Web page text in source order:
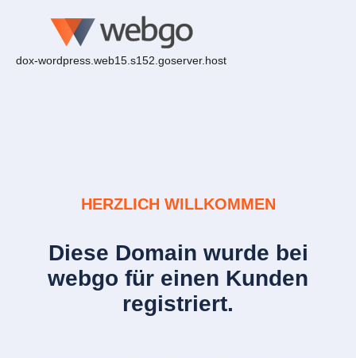
dox-wordpress.web15.s152.goserver.host
HERZLICH WILLKOMMEN
Diese Domain wurde bei
webgo für einen Kunden
registriert.